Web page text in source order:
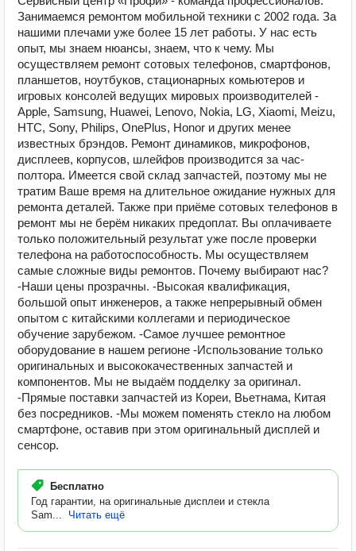
Занимаемся ремонтом мобильной техники с 2002 года. За
нашими плечами уже более 15 лет работы. У нас есть
опыт, мы знаем нюансы, знаем, что к чему. Мы
осуществляем ремонт сотовых телефонов, смартфонов,
планшетов, ноутбуков, стационарных комьютеров и
игровых консолей ведущих мировых производителей -
Apple, Samsung, Huawei, Lenovo, Nokia, LG, Xiaomi, Meizu,
HTC, Sony, Philips, OnePlus, Honor и других менее
известных брэндов. Ремонт динамиков, микрофонов,
дисплеев, корпусов, шлейфов производится за час-
полтора. Имеется свой склад запчастей, поэтому мы не
тратим Ваше время на длительное ожидание нужных для
ремонта деталей. Также при приёме сотовых телефонов в
ремонт мы не берём никаких предоплат. Вы оплачиваете
только положительный результат уже после проверки
телефона на работоспособность. Мы осуществляем
самые сложные виды ремонтов. Почему выбирают нас?
-Наши цены прозрачны. -Высокая квалификация,
большой опыт инженеров, а также непрерывный обмен
опытом с китайскими коллегами и периодическое
обучение зарубежом. -Самое лучшее ремонтное
оборудование в нашем регионе -Использование только
оригинальных и высококачественных запчастей и
компонентов. Мы не выдаём подделку за оригинал.
-Прямые поставки запчастей из Кореи, Вьетнама, Китая
без посредников. -Мы можем поменять стекло на любом
смартфоне, оставив при этом оригинальный дисплей и
сенсор.
Бесплатно
Год гарантии, на оригинальные дисплеи и стекла
Sam...
Читать ещё